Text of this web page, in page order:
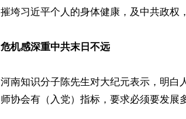
摧垮习近平个人的身体健康，及中共政权
危机感深重中共末日不远
河南知识分子陈先生对大纪元表示，明白
师协会有（入党）指标，要求必须要发展